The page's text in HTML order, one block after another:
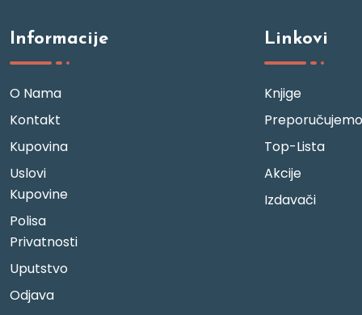
Informacije
O Nama
Kontakt
Kupovina
Uslovi
Kupovine
Polisa
Privatnosti
Uputstvo
Odjava
Linkovi
Knjige
Preporučujemo
Top-Lista
Akcije
Izdavači